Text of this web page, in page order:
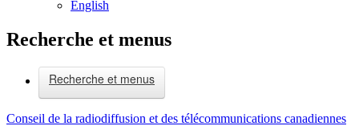
English
Recherche et menus
Recherche et menus
Conseil de la radiodiffusion et des télécommunications canadiennes